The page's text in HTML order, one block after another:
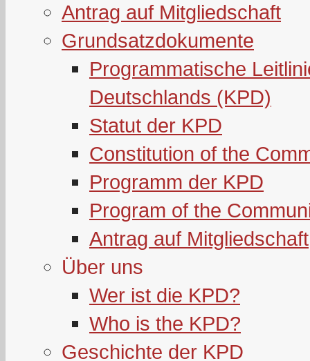
Antrag auf Mitgliedschaft
Grundsatzdokumente
Programmatische
Deutschlands (KPD)
Statut der KPD
Constitution of the
Programm der KPD
Program of the
Antrag auf Mitgliedschaft
Über uns
Wer ist die KPD?
Who is the KPD?
Geschichte der KPD